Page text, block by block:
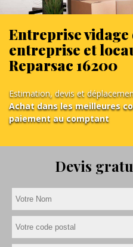
Entreprise
entreprise et
Reparsac 16200
Estimation, devis et
Achat dans les meilleures
paiement au comptant
Devis